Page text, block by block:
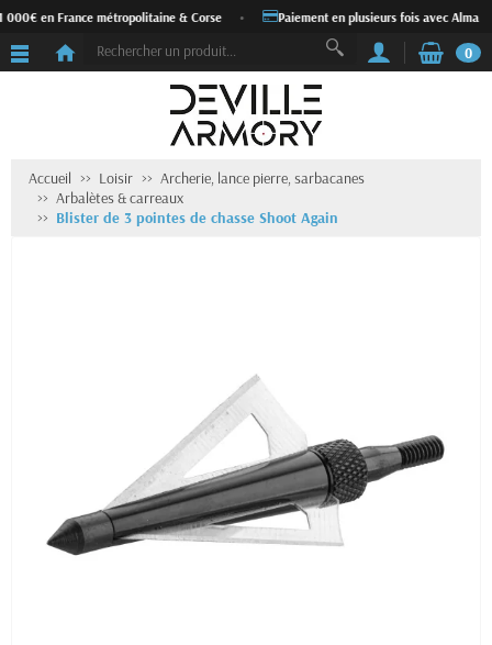
en France métropolitaine & Corse Paiement en plusieurs fois avec Alma
0
Accueil Loisir
Archerie, lance pierre, sarbacanes
Arbalètes & carreaux
Blister de 3 pointes de chasse Shoot Again